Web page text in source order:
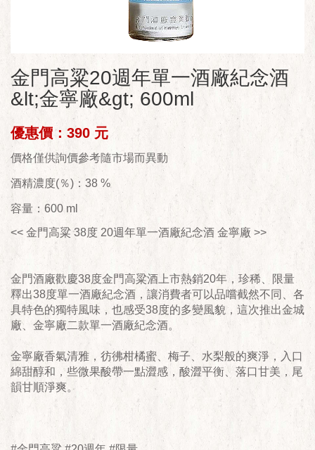
金門高粱20週年單一酒廠紀念酒
&lt;金寧廠&gt; 600ml
優惠價：390 元
價格僅供詢價參考隨市場而異動
酒精濃度(％)：38 %
容量：600 ml
<< 金門高粱 38度 20週年單一酒廠紀念酒 金寧廠 >>
金門酒廠歡慶38度金門高粱酒上市熱銷20年，珍稀、限量
釋出38度單一酒廠紀念酒，讓消費者可以品嚐截然不同、各
具特色的獨特風味，也感受38度的多變風貌，這次推出金城
廠、金寧廠二款單一酒廠紀念酒。
金寧廠香氣清雅，彷彿柑橘蜜、梅子、水梨般的爽淨，入口
綿甜醇和，些微果酸帶一點澀感，酸澀平衡、落口甘美，尾
韻甘順淨爽。